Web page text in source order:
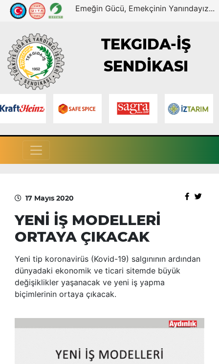
Emeğin Gücü, Emekçinin Yanındayız...
TEKGIDA-İŞ
SENDİKASI
17 Mayıs 2020
YENİ İŞ MODELLERİ
ORTAYA ÇIKACAK
Yeni tip koronavirüs (Kovid-19) salgınının ardından
dünyadaki ekonomik ve ticari sitemde büyük
değişiklikler yaşanacak ve yeni iş yapma
biçimlerinin ortaya çıkacak.